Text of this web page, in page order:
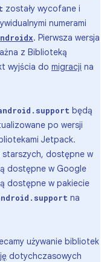
zostały wycofane i
numerami
. Pierwsza wersja
z Biblioteką
wyjścia do migracji na
będą
po wersji
Jetpack.
dostępne w
dostępne w Google
dostępne w pakiecie
na
używanie bibliotek
dotychczasowych